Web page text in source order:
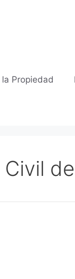
Propiedad